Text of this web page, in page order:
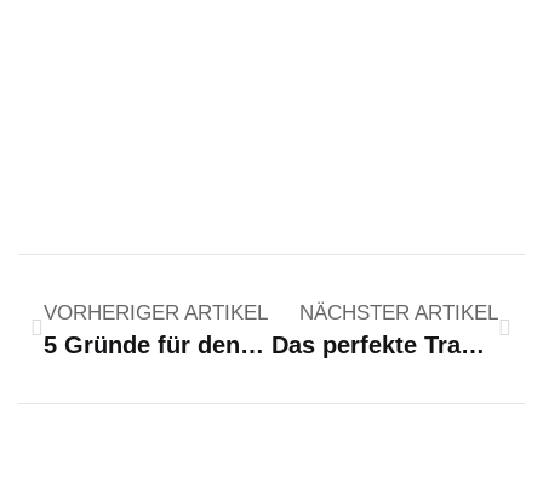
VORHERIGER ARTIKEL
5 Gründe für den Doppelstabmattenzaun für Ihren privaten Garten
NÄCHSTER ARTIKEL
Das perfekte Traumhaus aus Kinderaugen